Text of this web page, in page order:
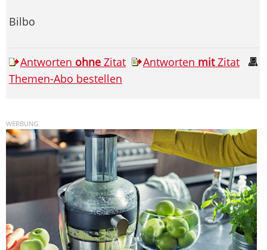
Bilbo
Antworten ohne Zitat Antworten mitZitat
Themen-Abo bestellen